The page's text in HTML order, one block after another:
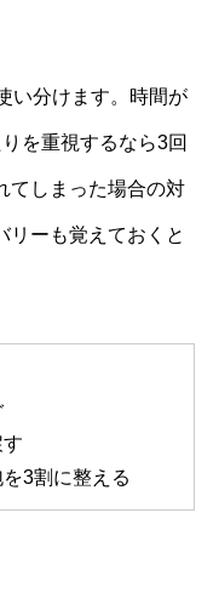
い分けます。時間が
を重視するなら3回
てしまった場合の対
リーも覚えておくと
3割に整える